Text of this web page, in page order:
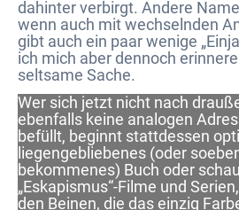
dahinter verbirgt. Andere
wenn auch mit wechselnden
gibt auch ein paar wenige
ich mich aber dennoch
seltsame Sache.
Wer sich jetzt nicht nach
ebenfalls keine analogen
befüllt, beginnt stattdessen
liegengebliebenes (oder
bekommenes) Buch oder
„Eskapismus“-Filme und
den Beinen, die das einzig